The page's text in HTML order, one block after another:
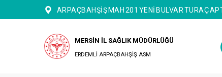
ARPAÇBAHŞİŞ MAH 201 YENİ BULVAR TURAÇ
MERSİN İL SAĞLIK MÜDÜRLÜĞÜ
ERDEMLİ ARPAÇBAHŞİŞ ASM